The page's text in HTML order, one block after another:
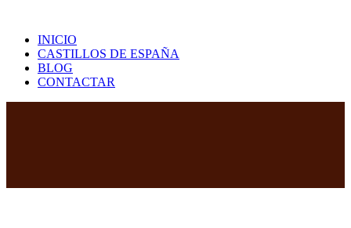
contenidoINICIO
CASTILLOS DE ESPAÑA
BLOG
CONTACTAR